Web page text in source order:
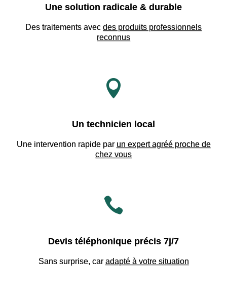
Une solution radicale & durable
Des traitements avec des produits professionnels
reconnus

Un technicien local
Une intervention rapide par un expert agréé proche de
chez vous

Devis téléphonique précis 7j/7
Sans surprise, car adapté à votre situation